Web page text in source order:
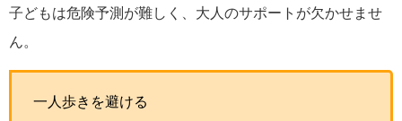
子どもは危険予測が難しく、大人のサポートが欠かせませ
ん。
一人歩きを避ける